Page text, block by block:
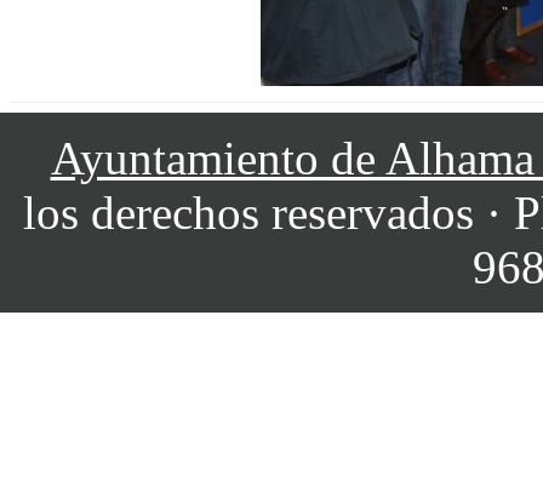
Ayuntamiento de
los derechos reservados ·